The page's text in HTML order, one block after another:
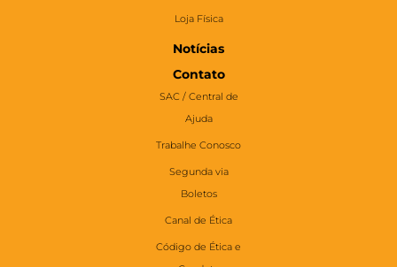
Loja Física
Notícias
Contato
SAC / Central de
Ajuda
Trabalhe Conosco
Segunda via
Boletos
Canal de Ética
Código de Ética e